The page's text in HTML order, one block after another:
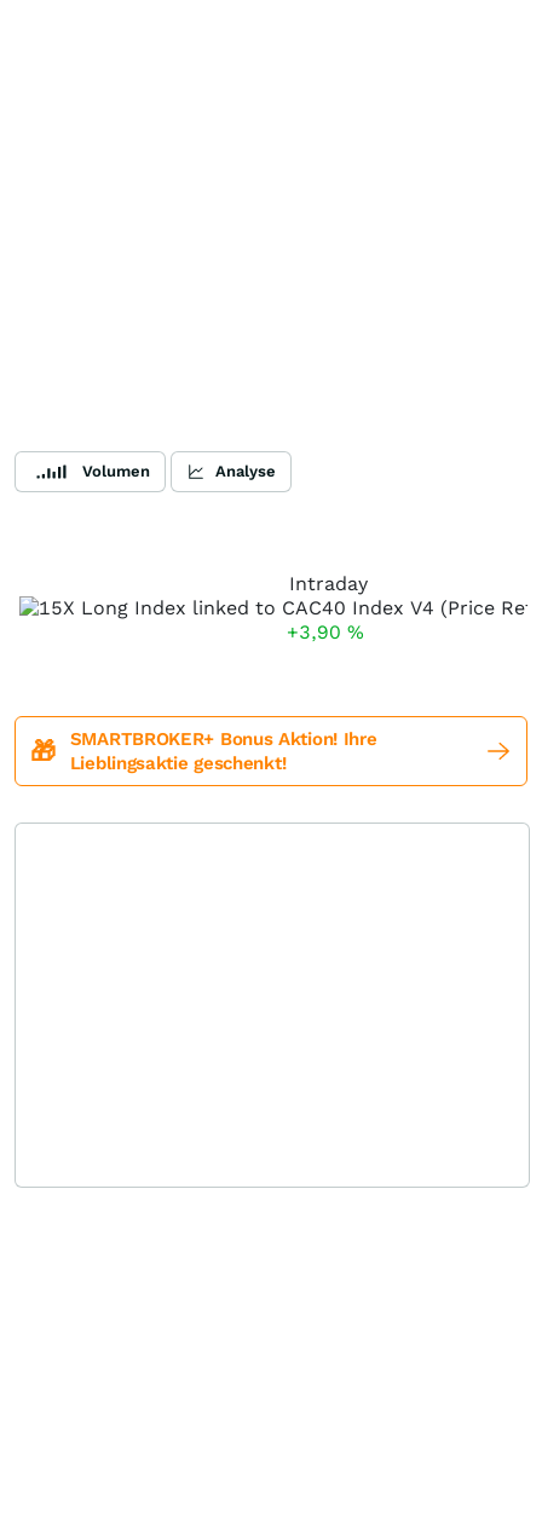
Volumen Analyse
Intraday
+3,90 %
🎁
SMARTBROKER+ Bonus Aktion! Ihre
Lieblingsaktie geschenkt!